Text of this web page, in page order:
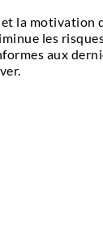
la motivation
les
aux